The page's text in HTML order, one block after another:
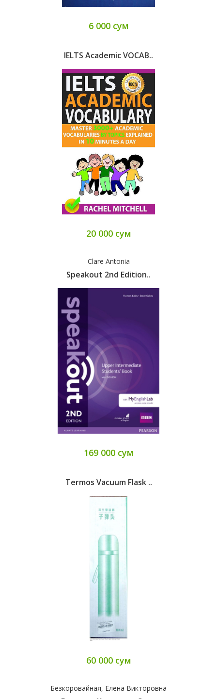
6 000 сум
IELTS Academic VOCAB..
20 000 сум
Clare Antonia
Speakout 2nd Edition..
169 000 сум
Termos Vacuum Flask ..
60 000 сум
Безкоровайная, Елена Викторовна